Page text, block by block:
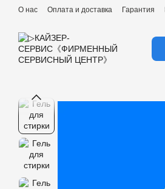
Перейти к основному контенту
О нас Оплата и доставка Гарантия